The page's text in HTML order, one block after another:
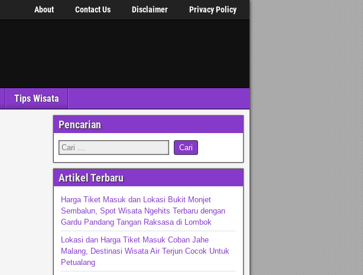
About Contact Us Disclaimer Privacy Policy
Tips Wisata
Pencarian
Artikel Terbaru
Harga Tiket Masuk dan Lokasi Bukit Monjet
Sembalun, Spot Wisata Ngehits Terbaru dengan
Gardu Pandang Tangan Raksasa di Lombok
Lokasi dan Harga Tiket Masuk Coban Jahe
Malang, Destinasi Wisata Air Terjun Cocok Untuk
Petualang